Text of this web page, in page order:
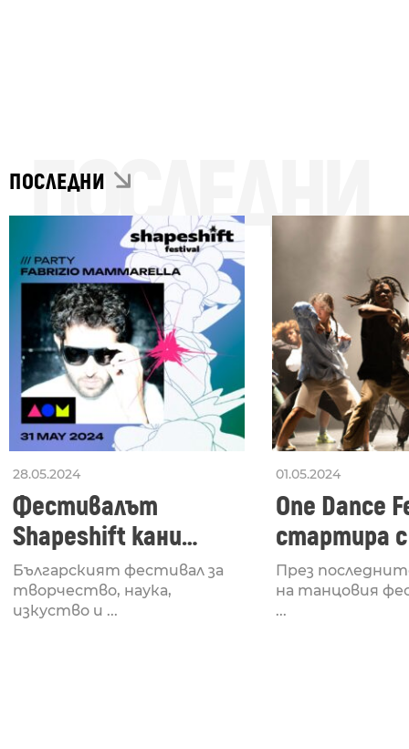
ПОСЛЕДНИ
ПОСЛЕДНИ
28.05.2024
Фестивалът
Shapeshift кани
Fabrizio Mammarella
за откриването си
Българският фестивал за
творчество, наука,
изкуство и ...
01.05.2024
One Dance
стартира
Lucid,
рейв
През
на танцовия
...